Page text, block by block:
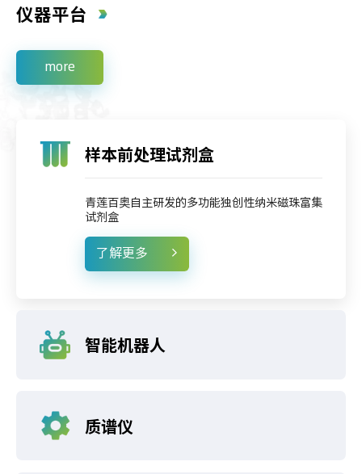
仪器平台
more
样本前处理试剂盒
青莲百奥自主研发的多功能独创性纳米磁珠富集
试剂盒
了解更多
智能机器人
质谱仪